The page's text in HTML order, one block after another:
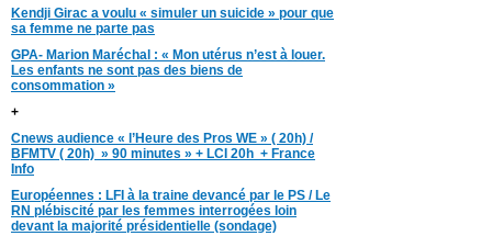
Kendji Girac a voulu « simuler un suicide » pour que
sa femme ne parte pas
GPA- Marion Maréchal : « Mon utérus n’est à louer.
Les enfants ne sont pas des biens de
consommation »
+
Cnews audience « l’Heure des Pros WE » ( 20h) /
BFMTV ( 20h) » 90 minutes » + LCI 20h + France
Info
Européennes : LFI à la traine devancé par le PS / Le
RN plébiscité par les femmes interrogées loin
devant la majorité présidentielle (sondage)